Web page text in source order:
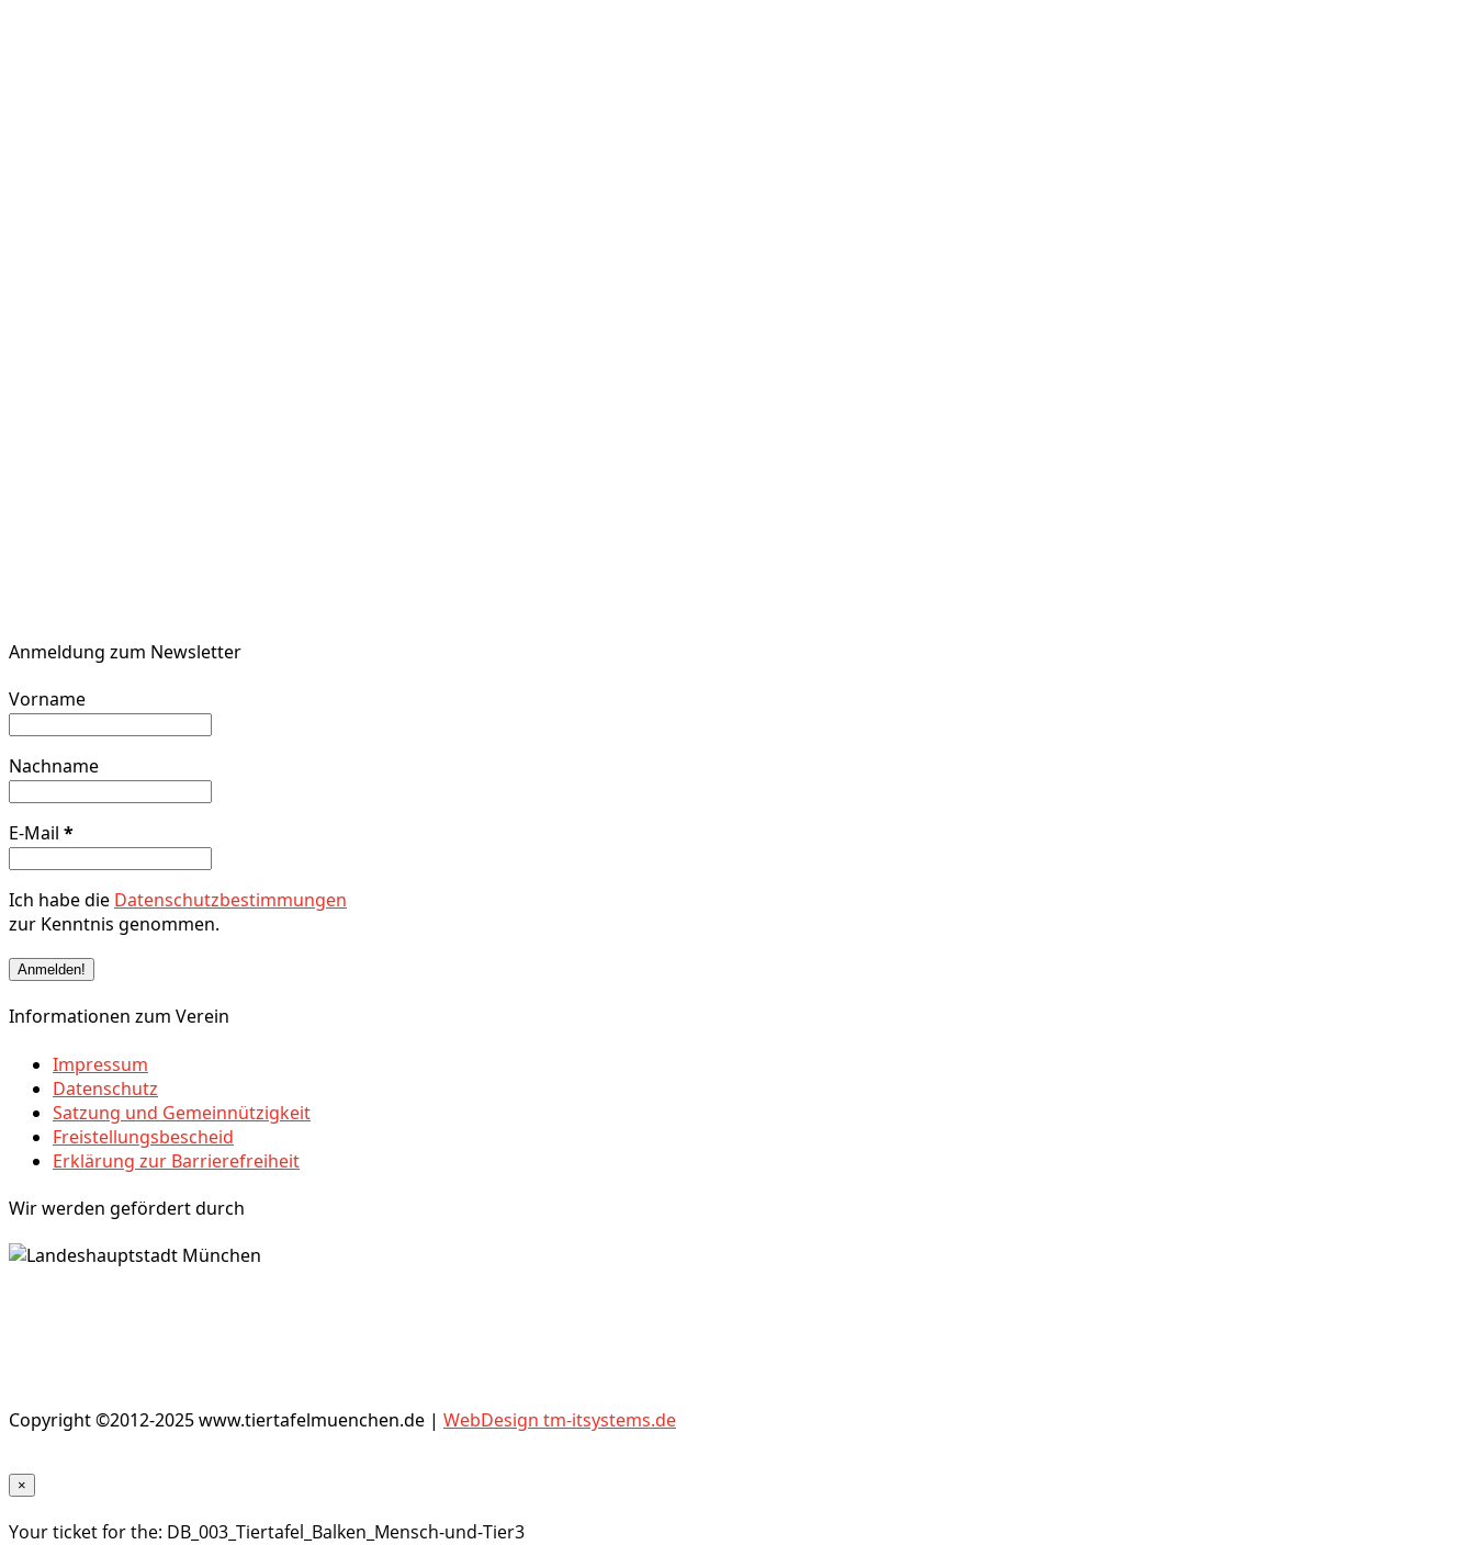
Anmeldung zum Newsletter
Vorname
Nachname
E-Mail *
Ich habe die Datenschutzbestimmungen
zur Kenntnis genommen.
Informationen zum Verein
Impressum
Datenschutz
Satzung und Gemeinnützigkeit
Freistellungsbescheid
Erklärung zur Barrierefreiheit
Wir werden gefördert durch
Copyright ©2012-2025 www.tiertafelmuenchen.de | WebDesign tm-itsystems.de
×
Your ticket for the: DB_003_Tiertafel_Balken_Mensch-und-Tier3